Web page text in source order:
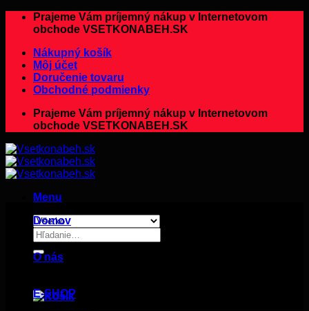
PreskočiťPrajeme Vám príjemný nákup v Internetovom
obchode VSETKONABEH.SK
Nákupný košík
Môj účet
Doručenie tovaru
Obchodné podmienky
Prajeme Vám príjemný nákup v Internetovom
obchode VSETKONABEH.SK
Menu
Hľadať:
Domov
O nás
E-SHOP